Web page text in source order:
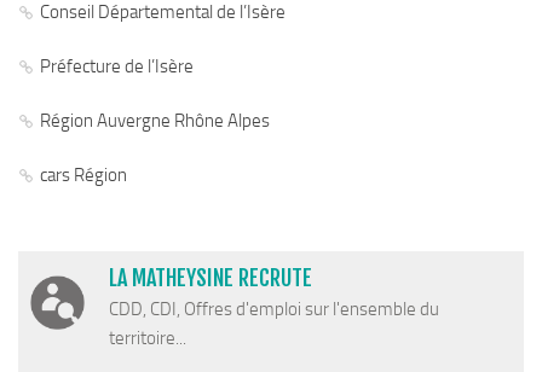
Conseil Départemental de l’Isère
Préfecture de l’Isère
Région Auvergne Rhône Alpes
cars Région
LA MATHEYSINE RECRUTE
CDD, CDI, Offres d'emploi sur l'ensemble du
territoire...